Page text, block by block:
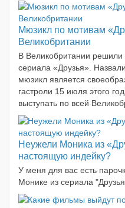
Мюзикл по мотивам
Великобритании
В Великобритании решили
сериала «Друзья».
мюзикл является
гастроли 15 июля этого
выступать по всей
Неужели Моника из
настоящую индейку?
У меня для вас есть
Монике из сериала